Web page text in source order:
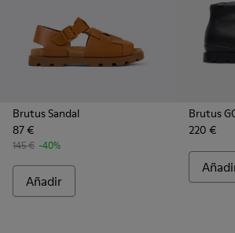
Brutus Sandal
87 €
145 € -40%
Añadir
Brutus
220 €